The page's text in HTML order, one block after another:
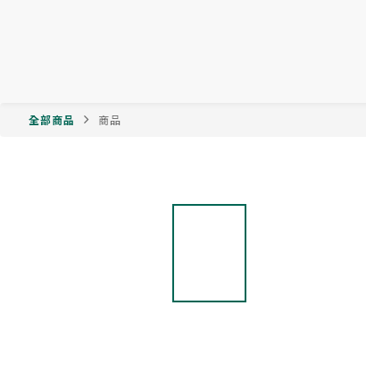
全部商品 商品